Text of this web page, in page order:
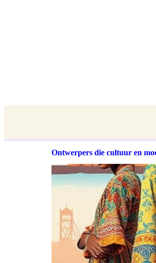
Ontwerpers die cultuur en